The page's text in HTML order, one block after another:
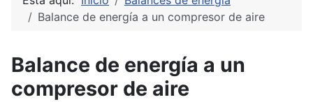
Balance de energía a un compresor de aire
Balance de energía a un
compresor de aire